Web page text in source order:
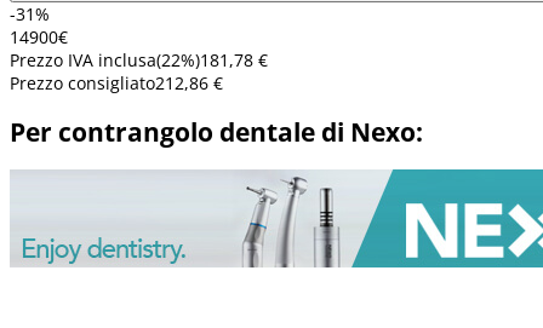
-31%
14900€
Prezzo IVA inclusa(22%)181,78 €
Prezzo consigliato212,86 €
Per contrangolo dentale di Nexo: